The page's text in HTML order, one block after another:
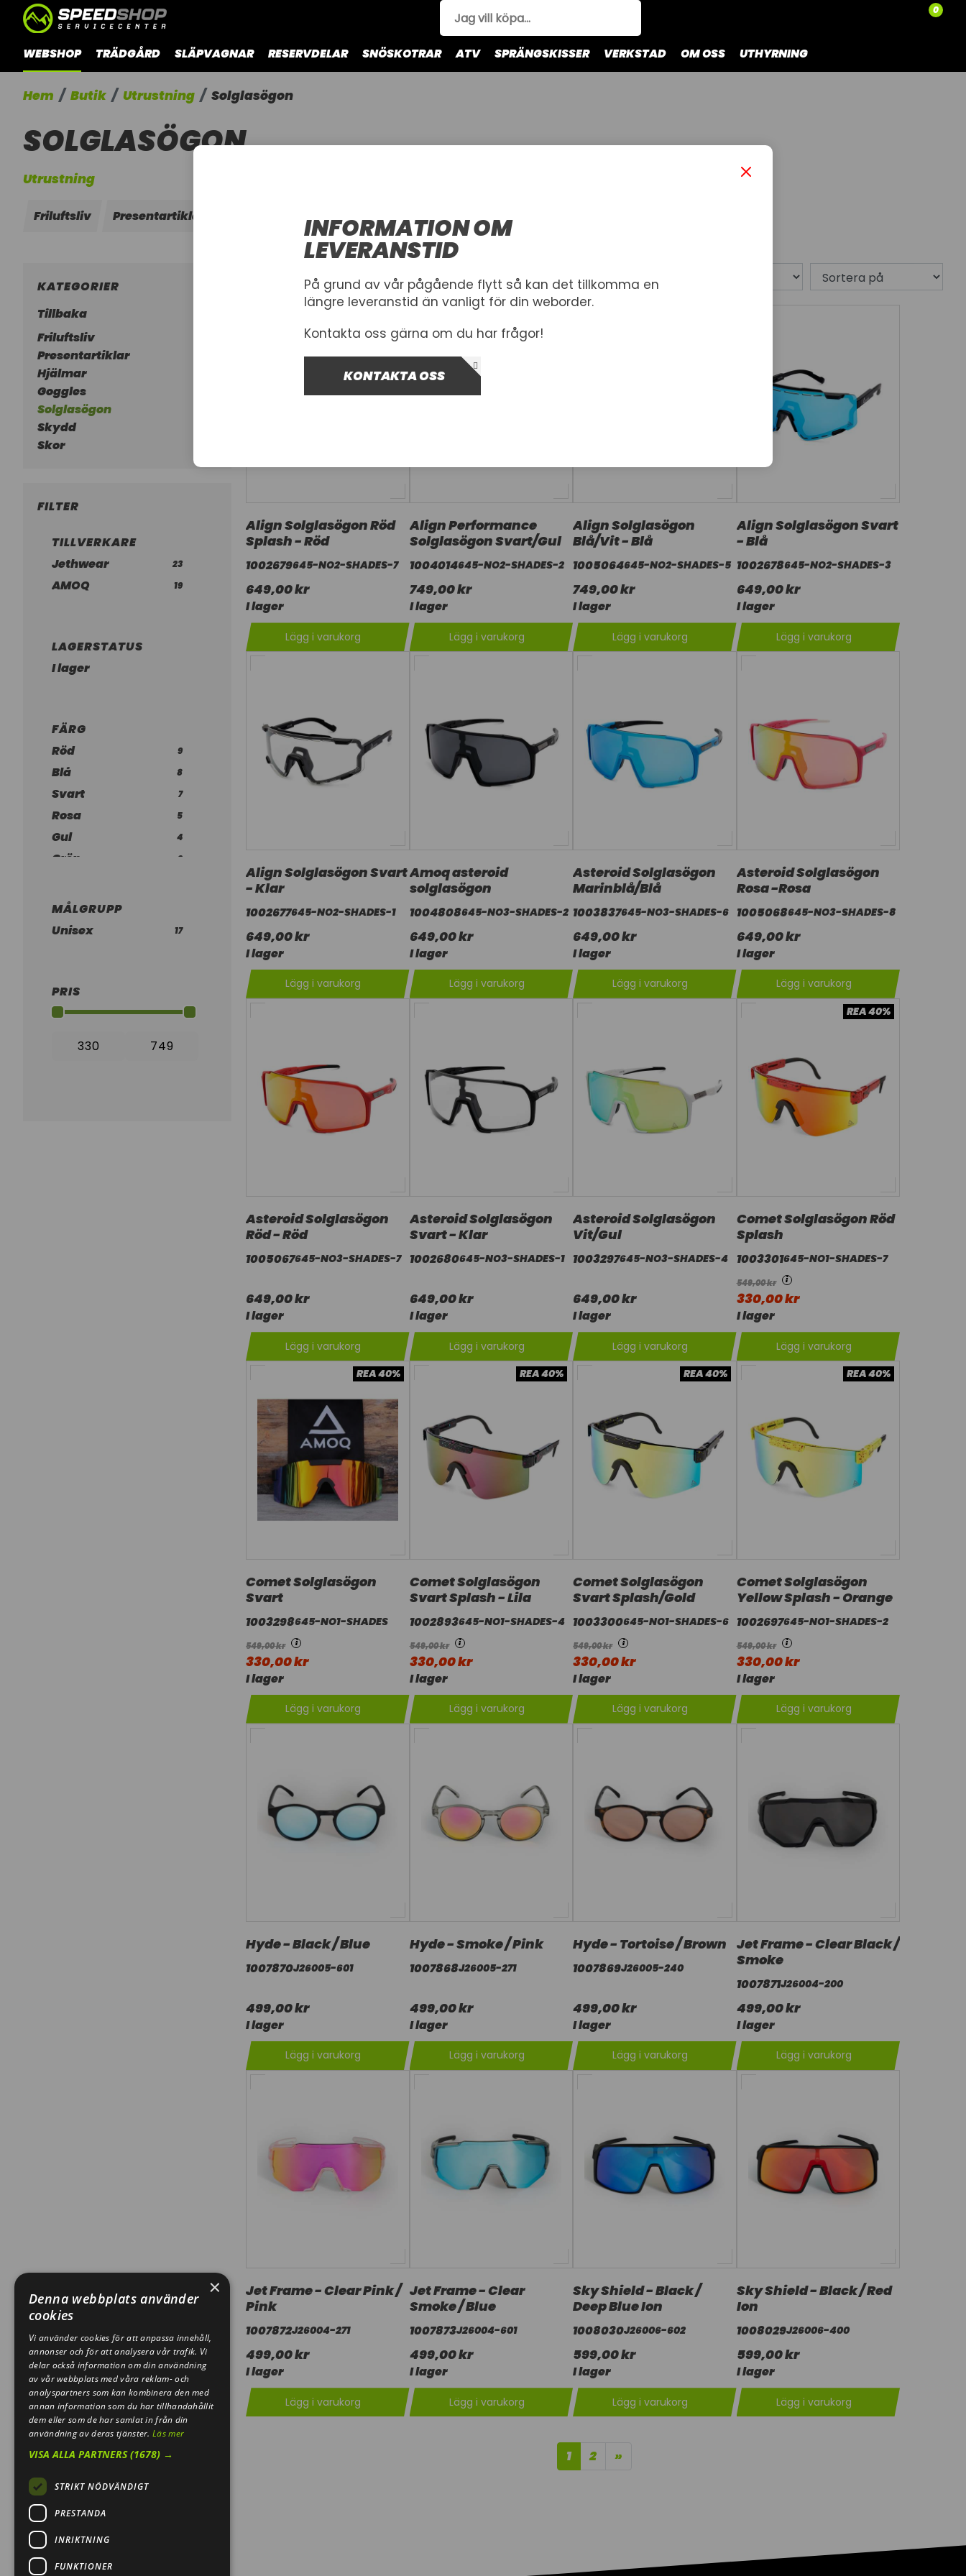
0
WEBSHOP TRÄDGÅRD SLÄPVAGNAR RESERVDELAR SNÖSKOTRAR ATV SPRÄNGSKISSER VERKSTAD OM OSS UTHYRNING
Hem Butik Utrustning Solglasögon
SOLGLASÖGON
Utrustning
Friluftsliv Presentartiklar Goggles Solglasögon Skydd
KATEGORIER
Tillbaka
Friluftsliv
Presentartiklar
Hjälmar
Goggles
Solglasögon
Skydd
Skor
FILTER
TILLVERKARE
Jethwear
23
AMOQ 19
LAGERSTATUS
I lager
FÄRG
Röd
9
Blå 8
Svart 7
Rosa 5
Gul 4
Grön 2
Brun
Ljusblå
MÅLGRUPP
Unisex
17
PRIS
Align Solglasögon Röd
Splash - Röd
1002679645-NO2-SHADES-7
649,00 kr
I lager
Lägg i varukorg
Align Performance
Solglasögon Svart/Gul
1004014645-NO2-SHADES-2
749,00 kr
I lager
Lägg i varukorg
Align Solglasögon
Blå/Vit - Blå
1005064645-NO2-SHADES-5
749,00 kr
I lager
Lägg i varukorg
Align Solglasögon Svart
- Blå
1002678645-NO2-SHADES-3
649,00 kr
I lager
Lägg i varukorg
Align Solglasögon Svart
- Klar
1002677645-NO2-SHADES-1
649,00 kr
I lager
Lägg i varukorg
Amoq asteroid
solglasögon
1004808645-NO3-SHADES-2
649,00 kr
I lager
Lägg i varukorg
Asteroid Solglasögon
Marinblå/Blå
1003837645-NO3-SHADES-6
649,00 kr
I lager
Lägg i varukorg
Asteroid Solglasögon
Rosa -Rosa
1005068645-NO3-SHADES-8
649,00 kr
I lager
Lägg i varukorg
Asteroid Solglasögon
Röd - Röd
1005067645-NO3-SHADES-7
649,00 kr
I lager
Lägg i varukorg
Asteroid Solglasögon
Svart - Klar
1002680645-NO3-SHADES-1
649,00 kr
I lager
Lägg i varukorg
Asteroid Solglasögon
Vit/Gul
1003297645-NO3-SHADES-4
649,00 kr
I lager
Lägg i varukorg
REA 40%
Comet Solglasögon Röd
Splash
1003301645-NO1-SHADES-7
549,00 kr i
330,00 kr
I lager
Lägg i varukorg
REA 40%
Comet Solglasögon
Svart
1003298645-NO1-SHADES
549,00 kr i
330,00 kr
I lager
Lägg i varukorg
REA 40%
Comet Solglasögon
Svart Splash - Lila
1002893645-NO1-SHADES-4
549,00 kr i
330,00 kr
I lager
Lägg i varukorg
REA 40%
Comet Solglasögon
Svart Splash/Gold
1003300645-NO1-SHADES-6
549,00 kr i
330,00 kr
I lager
Lägg i varukorg
REA 40%
Comet Solglasögon
Yellow Splash - Orange
1002697645-NO1-SHADES-2
549,00 kr i
330,00 kr
I lager
Lägg i varukorg
Hyde - Black / Blue
1007870J26005-601
499,00 kr
I lager
Lägg i varukorg
Hyde - Smoke / Pink
1007868J26005-271
499,00 kr
I lager
Lägg i varukorg
Hyde - Tortoise / Brown
1007869J26005-240
499,00 kr
I lager
Lägg i varukorg
Jet Frame - Clear Black /
Smoke
1007871J26004-200
499,00 kr
I lager
Lägg i varukorg
Jet Frame - Clear Pink /
Pink
1007872J26004-271
499,00 kr
I lager
Lägg i varukorg
Jet Frame - Clear
Smoke / Blue
1007873J26004-601
499,00 kr
I lager
Lägg i varukorg
Sky Shield - Black /
Deep Blue Ion
1008030J26006-602
599,00 kr
I lager
Lägg i varukorg
Sky Shield - Black / Red
Ion
1008029J26006-400
599,00 kr
I lager
Lägg i varukorg
1 2 »
INFORMATION OM
LEVERANSTID
På grund av vår pågående flytt så kan det tillkomma en
längre leveranstid än vanligt för din weborder.
Kontakta oss gärna om du har frågor!
KONTAKTA OSS
×
Denna webbplats använder
cookies
Vi använder cookies för att anpassa innehåll,
annonser och för att analysera vår trafik. Vi
delar också information om din användning
av vår webbplats med våra reklam- och
analyspartners som kan kombinera den med
annan information som du har tillhandahållit
dem eller som de har samlat in från din
användning av deras tjänster.Läs mer
VISA ALLA PARTNERS(1678) →
STRIKT NÖDVÄNDIGT
PRESTANDA
INRIKTNING
FUNKTIONER